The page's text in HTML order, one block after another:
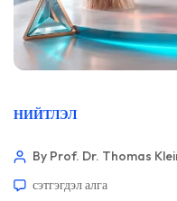
НИЙТЛЭЛ
By Prof. Dr. Thomas
сэтгэгдэл алга